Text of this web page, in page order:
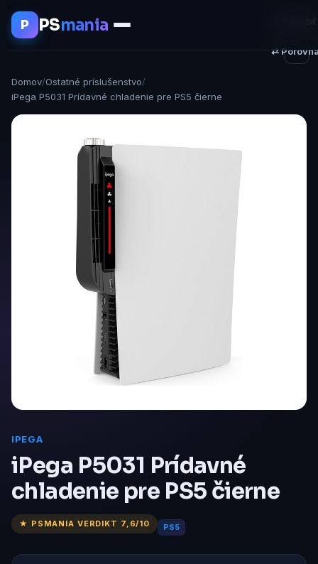
P PSmania
Domov/Ostatné príslušenstvo/
iPega P5031 Prídavné chladenie pre PS5 čierne
IPEGA
iPega P5031 Prídavné
chladenie pre PS5 čierne
★ PSMANIA VERDIKT 7,6/10 PS5
⇄